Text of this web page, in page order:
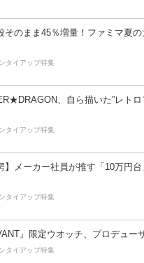
そのまま45％増量！ファミマ夏
タイアップ特集
、自ら描いた”レトロ
タイアップ特集
】メーカー社員が推す「10万円
タイアップ特集
』限定ウオッチ、プロデュー
タイアップ特集